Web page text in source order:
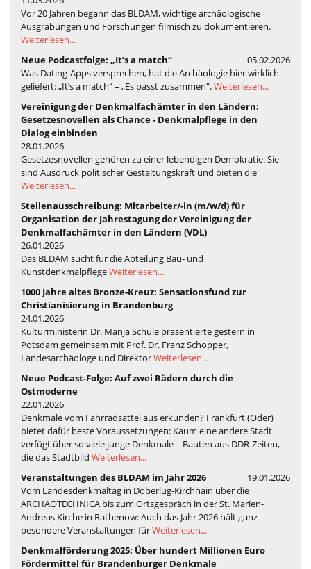
Vor 20 Jahren begann das BLDAM, wichtige archäologische
Ausgrabungen und Forschungen filmisch zu dokumentieren.
Weiterlesen...
Neue Podcastfolge: „It’s a match“
05.02.2026
Was Dating-Apps versprechen, hat die Archäologie hier wirklich
geliefert: „It’s a match“ – „Es passt zusammen“.Weiterlesen...
Vereinigung der Denkmalfachämter in den Ländern:
Gesetzesnovellen als Chance - Denkmalpflege in den
Dialog einbinden
28.01.2026
Gesetzesnovellen gehören zu einer lebendigen Demokratie. Sie
sind Ausdruck politischer Gestaltungskraft und bieten die
Weiterlesen...
Stellenausschreibung: Mitarbeiter/-in (m/w/d) für
Organisation der Jahrestagung der Vereinigung der
Denkmalfachämter in den Ländern (VDL)
26.01.2026
Das BLDAM sucht für die Abteilung Bau- und
KunstdenkmalpflegeWeiterlesen...
1000 Jahre altes Bronze-Kreuz: Sensationsfund zur
Christianisierung in Brandenburg
24.01.2026
Kulturministerin Dr. Manja Schüle präsentierte gestern in
Potsdam gemeinsam mit Prof. Dr. Franz Schopper,
Landesarchäologe und DirektorWeiterlesen...
Neue Podcast-Folge: Auf zwei Rädern durch die
Ostmoderne
22.01.2026
Denkmale vom Fahrradsattel aus erkunden? Frankfurt (Oder)
bietet dafür beste Voraussetzungen: Kaum eine andere Stadt
verfügt über so viele junge Denkmale – Bauten aus DDR-Zeiten,
die das Stadtbild Weiterlesen...
Veranstaltungen des BLDAM im Jahr 2026
19.01.2026
Vom Landesdenkmaltag in Doberlug-Kirchhain über die
ARCHÄOTECHNICA bis zum Ortsgespräch in der St. Marien-
Andreas Kirche in Rathenow: Auch das Jahr 2026 hält ganz
besondere Veranstaltungen fürWeiterlesen...
Denkmalförderung 2025: Über hundert Millionen Euro
Fördermittel für Brandenburger Denkmale